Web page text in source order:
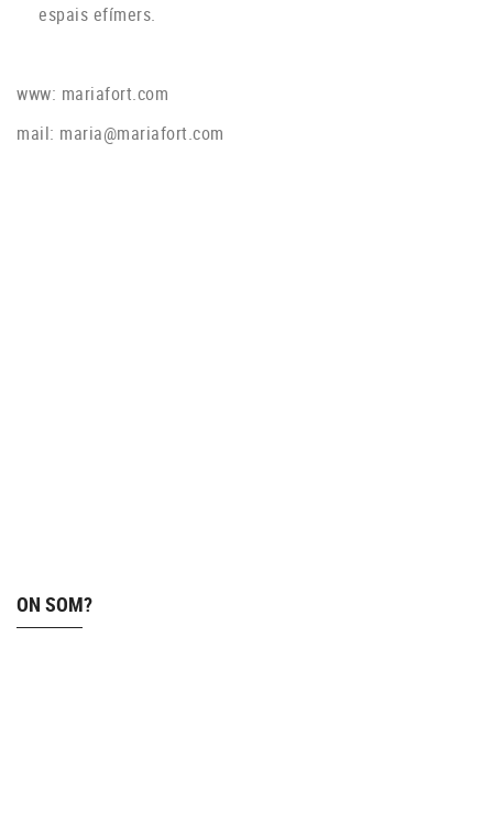
espais efímers.
www: mariafort.com
mail: maria@mariafort.com
ON SOM?